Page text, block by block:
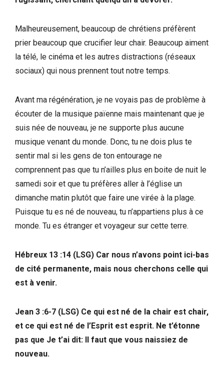
Malheureusement, beaucoup de chrétiens préfèrent
prier beaucoup que crucifier leur chair. Beaucoup aiment
la télé, le cinéma et les autres distractions (réseaux
sociaux) qui nous prennent tout notre temps.
Avant ma régénération, je ne voyais pas de problème à
écouter de la musique païenne mais maintenant que je
suis née de nouveau, je ne supporte plus aucune
musique venant du monde. Donc, tu ne dois plus te
sentir mal si les gens de ton entourage ne
comprennent pas que tu n’ailles plus en boite de nuit le
samedi soir et que tu préfères aller à l’église un
dimanche matin plutôt que faire une virée à la plage.
Puisque tu es né de nouveau, tu n’appartiens plus à ce
monde. Tu es étranger et voyageur sur cette terre.
Hébreux 13 :14 (LSG) Car nous n’avons point ici-bas
de cité permanente, mais nous cherchons celle qui
est à venir.
Jean 3 :6-7 (LSG) Ce qui est né de la chair est chair,
et ce qui est né de l’Esprit est esprit. Ne t’étonne
pas que Je t’ai dit: Il faut que vous naissiez de
nouveau.